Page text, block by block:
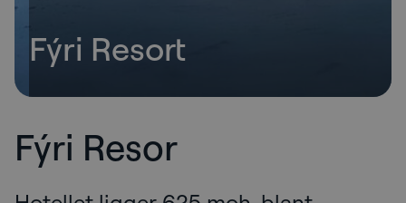
Fýri Resort
Fýri Resor